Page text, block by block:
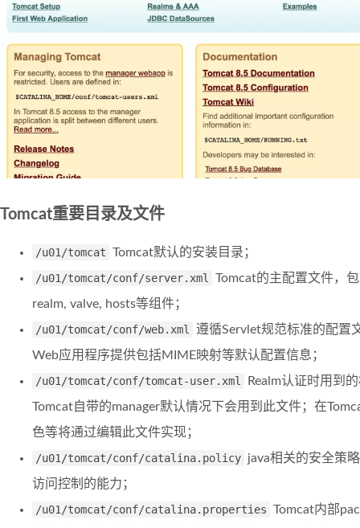
Tomcat重要目录及文件
/u01/tomcat Tomcat默认的安装目录；
/u01/tomcat/conf/server.xml
Tomcat的主配置文件，
realm, valve, hosts等组件；
/u01/tomcat/conf/web.xml
遵循Servlet规范标准的配置
Web应用程序提供包括MIME映射等默认配置信息；
/u01/tomcat/conf/tomcat-user.xml
Realm认证时用到
Tomcat自带的manager默认情况下会用到此文件；在
色等将通过编辑此文件实现；
/u01/tomcat/conf/catalina.policy java相关的安全策
访问控制的能力；
/u01/tomcat/conf/catalina.properties Tomcat内部